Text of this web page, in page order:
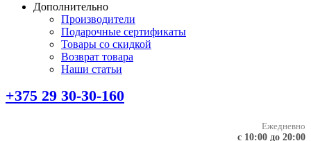
Дополнительно
Производители
Подарочные сертификаты
Товары со скидкой
Возврат товара
Наши статьи
+375 29 30-30-160
Ежедневно
с 10:00 до 20:00